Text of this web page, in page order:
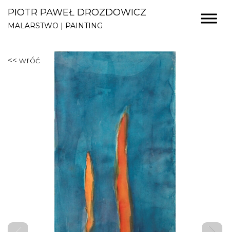
PIOTR PAWEŁ DROZDOWICZ
MALARSTWO | PAINTING
<< wróć